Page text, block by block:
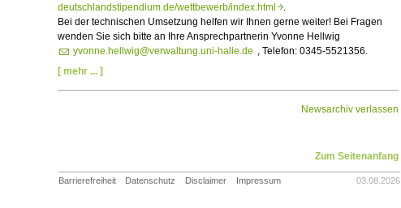
deutschlandstipendium.de/wettbewerb/index.html.
Bei der technischen Umsetzung helfen wir Ihnen gerne weiter! Bei Fragen
wenden Sie sich bitte an Ihre Ansprechpartnerin Yvonne Hellwig
yvonne.hellwig@verwaltung.uni-halle.de , Telefon: 0345-5521356.
[ mehr ... ]
Newsarchiv verlassen
Zum Seitenanfang
Barrierefreiheit Datenschutz Disclaimer Impressum 03.08.2026